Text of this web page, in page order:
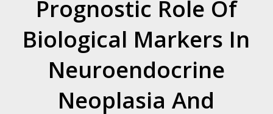
Prognostic Role Of
Biological Markers In
Neuroendocrine
Neoplasia And